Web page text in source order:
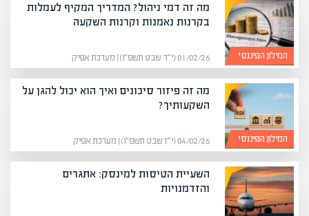
המילון הפיננסי
מה זה דמי ניהול? המדריך המקיף לעמלות
בקרנות נאמנות וקרנות השקעה
01/02/26 (י״ד שבט תשפ״ו) | מערכת אפיק
המילון הפיננסי
מה זה פיזור סיכונים ואיך הוא יכול להגן על
השקעותיך?
04/02/26 (י״ז שבט תשפ״ו) | מערכת אפיק
השעיית הטיסות למינסק: אתגרים
והזדמנויות